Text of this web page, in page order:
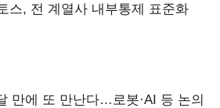
스, 전 계열사 내부통제 표준화
만에 또 만난다…로봇·AI 등 논의